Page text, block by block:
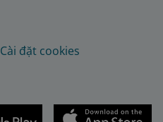
Cài đặt cookies